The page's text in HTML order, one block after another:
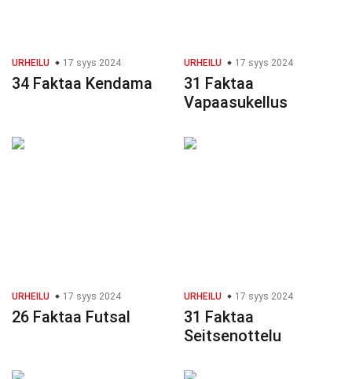
URHEILU 17 syys 2024
34 Faktaa Kendama
URHEILU 17 syys 2024
31 Faktaa
Vapaasukellus
URHEILU 17 syys 2024
26 Faktaa Futsal
URHEILU 17 syys 2024
31 Faktaa
Seitsenottelu